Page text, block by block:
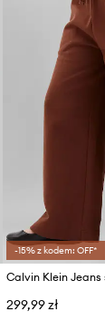
-15% z kodem: OFF*
299,99 zł